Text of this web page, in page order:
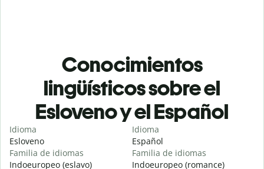
Conocimientos
lingüísticos sobre el
Esloveno y el Español
Idioma
Esloveno
Familia de idiomas
Indoeuropeo (eslavo)
Idioma
Español
Familia de idiomas
Indoeuropeo (romance)